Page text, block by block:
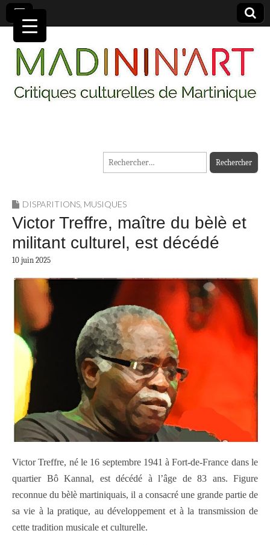
MADININ'ART
Rechercher :
DISPARITIONS, MUSIQUES
Victor Treffre, maître du bèlè et
militant culturel, est décédé
10 juin 2025
Victor Treffre, né le 16 septembre 1941 à Fort-de-France dans le
quartier Bô Kannal, est décédé à l’âge de 83 ans. Figure
reconnue du bèlè martiniquais, il a consacré une grande partie de
sa vie à la pratique, au développement et à la transmission de
cette tradition musicale et culturelle.